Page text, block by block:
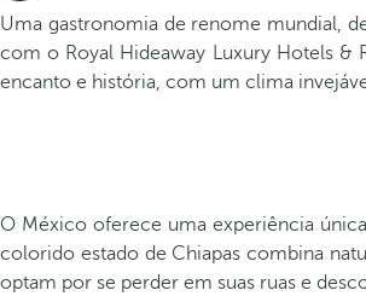
Uma gastronomia de renome mundial,
com o Royal Hideaway Luxury Hotels &
encanto e história, com um clima
O México oferece uma experiência
colorido estado de Chiapas combina
optam por se perder em suas ruas e